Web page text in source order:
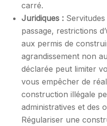
carré.
Juridiques :
passage, restrictions
aux permis de
agrandissement non
déclarée peut limiter
vous empêcher de
construction illégale
administratives et des
Régulariser une